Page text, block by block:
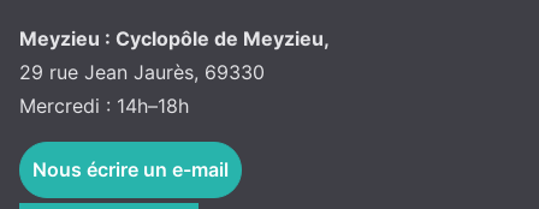
Meyzieu : Cyclopôle de Meyzieu,
29 rue Jean Jaurès, 69330
Mercredi : 14h–18h
Nous écrire un e-mail